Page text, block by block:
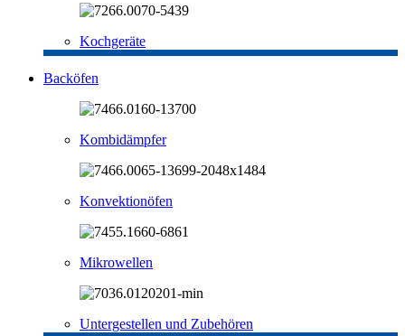
Kochgeräte
Backöfen
Kombidämpfer
Konvektionöfen
Mikrowellen
Untergestellen und Zubehören